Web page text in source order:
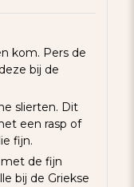
kom. Pers de
bij de
slierten. Dit
een rasp of
fijn.
de fijn
bij de Griekse